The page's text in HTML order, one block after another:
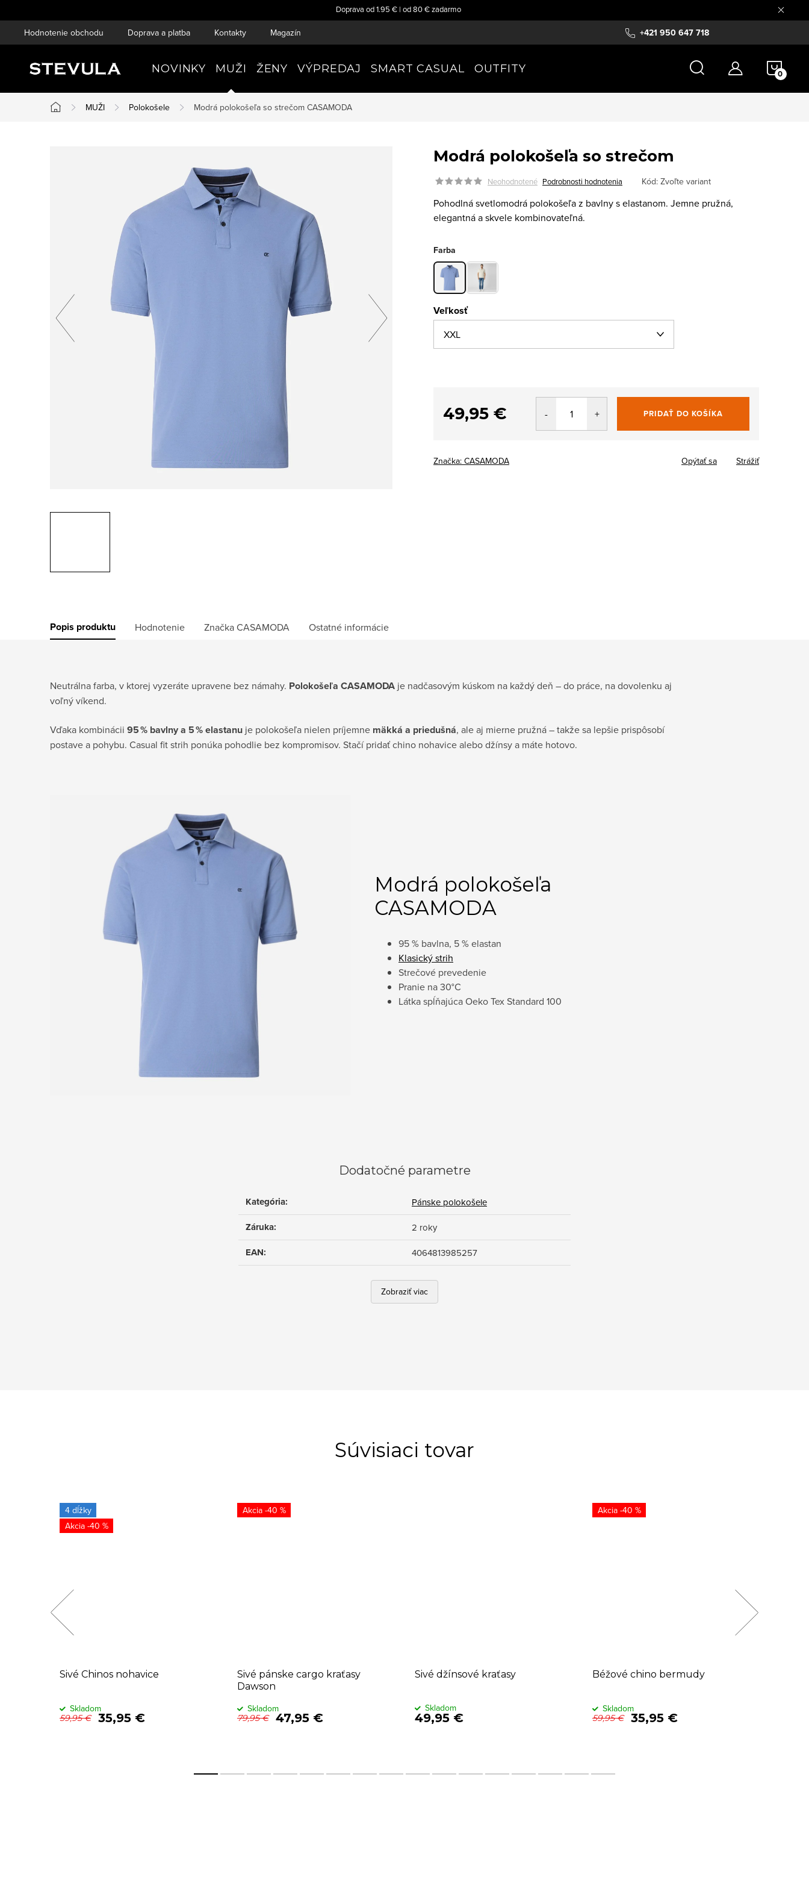
na
Doprava od 1.95 € | od 80 € zadarmo
+421 950 647 718
Hodnotenie obchodu Doprava a platba Kontakty Magazín
NOVINKY MUŽI ŽENY VÝPREDAJ SMART CASUAL OUTFITY
Domov
MUŽI Polokošele Modrá polokošeľa so strečom CASAMODA
Modrá polokošeľa so strečom
Neohodnotené Podrobnosti hodnotenia Kód: Zvoľte variant
Pohodlná svetlomodrá polokošeľa z bavlny s elastanom. Jemne pružná,
elegantná a skvele kombinovateľná.
Farba
Veľkosť
49,95 €
Jednotková
cena:
PRIDAŤ DO KOŠÍKA
Značka: CASAMODA Opýtať sa Strážiť
Popis produktu Hodnotenie ZnačkaCASAMODA Ostatné informácie
Neutrálna farba, v ktorej vyzeráte upravene bez námahy. Polokošeľa CASAMODA je nadčasovým kúskom na každý deň – do práce, na dovolenku aj
voľný víkend.
Vďaka kombinácii 95 % bavlny a 5 % elastanu je polokošeľa nielen príjemne mäkká a priedušná, ale aj mierne pružná – takže sa lepšie prispôsobí
postave a pohybu. Casual fit strih ponúka pohodlie bez kompromisov. Stačí pridať chino nohavice alebo džínsy a máte hotovo.
Modrá polokošeľa
CASAMODA
95 % bavlna, 5 % elastan
Klasický strih
Strečové prevedenie
Pranie na30°C
Látka spĺňajúca Oeko Tex Standard 100
Dodatočné parametre
Kategória: Pánske polokošele
Záruka: 2 roky
EAN: 4064813985257
Zobraziť viac
Súvisiaci tovar
4 dĺžky
-40 %
Sivé Chinos nohavice
59,95 € 35,95 €
Skladom
-40 %
Sivé pánske cargo kraťasy
Dawson
79,95 € 47,95 €
Skladom
Sivé džínsové kraťasy
49,95 €
Skladom
-40 %
Béžové chino bermudy
59,95 € 35,95 €
Skladom